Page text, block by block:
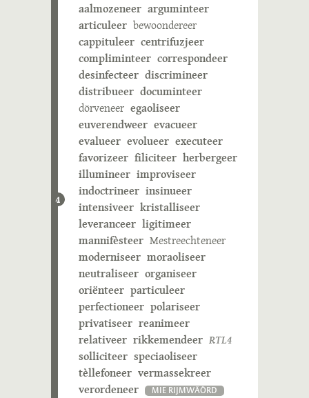
4
aalmozeneer arguminteer
articuleer bewoondereer
cappituleer centrifuzjeer
compliminteer correspondeer
desinfecteer discrimineer
distribueer documinteer
dörveneer egaoliseer
euverendweer evacueer
evalueer evolueer executeer
favorizeer filiciteer herbergeer
illumineer improviseer
indoctrineer insinueer
intensiveer kristalliseer
leveranceer ligitimeer
mannifèsteer Mestreechteneer
moderniseer moraoliseer
neutraliseer organiseer
oriënteer particuleer
perfectioneer polariseer
privatiseer reanimeer
relativeer rikkemendeer RTL4
solliciteer speciaoliseer
tèllefoneer vermassekreer
verordeneer
MIE RIJMWÄÖRD